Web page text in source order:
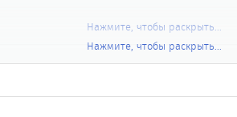
Нажмите, чтобы раскрыть...
Нажмите, чтобы раскрыть...